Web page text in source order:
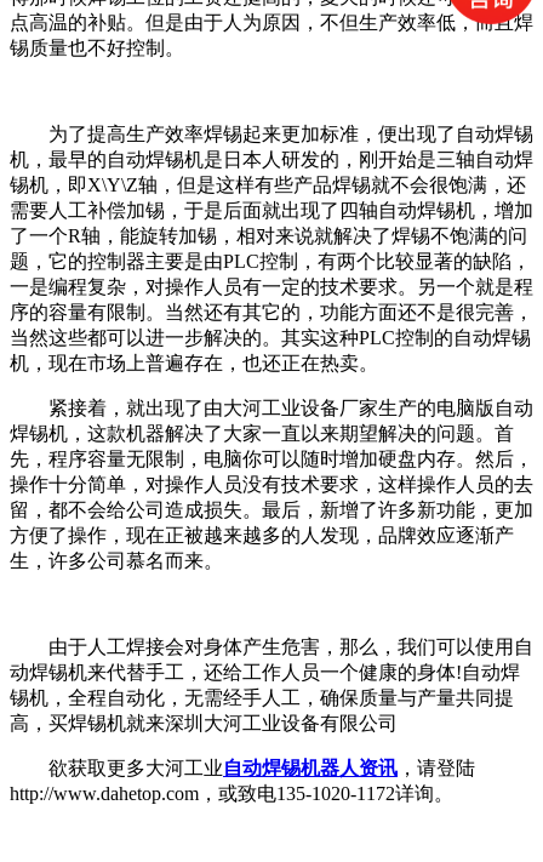
点高温的补贴。但是由于人为原因，不但生产效率低，而且焊
锡质量也不好控制。
为了提高生产效率焊锡起来更加标准，便出现了自动焊锡
机，最早的自动焊锡机是日本人研发的，刚开始是三轴自动焊
锡机，即X\Y\Z轴，但是这样有些产品焊锡就不会很饱满，还
需要人工补偿加锡，于是后面就出现了四轴自动焊锡机，增加
了一个R轴，能旋转加锡，相对来说就解决了焊锡不饱满的问
题，它的控制器主要是由PLC控制，有两个比较显著的缺陷，
一是编程复杂，对操作人员有一定的技术要求。另一个就是程
序的容量有限制。当然还有其它的，功能方面还不是很完善，
当然这些都可以进一步解决的。其实这种PLC控制的自动焊锡
机，现在市场上普遍存在，也还正在热卖。
紧接着，就出现了由大河工业设备厂家生产的电脑版自动
焊锡机，这款机器解决了大家一直以来期望解决的问题。首
先，程序容量无限制，电脑你可以随时增加硬盘内存。然后，
操作十分简单，对操作人员没有技术要求，这样操作人员的去
留，都不会给公司造成损失。最后，新增了许多新功能，更加
方便了操作，现在正被越来越多的人发现，品牌效应逐渐产
生，许多公司慕名而来。
由于人工焊接会对身体产生危害，那么，我们可以使用自
动焊锡机来代替手工，还给工作人员一个健康的身体!自动焊
锡机，全程自动化，无需经手人工，确保质量与产量共同提
高，买焊锡机就来深圳大河工业设备有限公司
欲获取更多大河工业自动焊锡机器人资讯 ，请登陆
http://www.dahetop.com，或致电135-1020-1172详询。